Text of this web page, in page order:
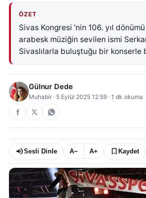
ÖZET
Sivas Kongresi ’nin 106. yıl
arabesk müziğin sevilen ismi
Sivaslılarla buluştuğu bir konserle
Gülnur Dede
Muhabir · 5 Eylül 2025 12:59 · 1 dk okuma
Sesli Dinle A− A+ Kaydet